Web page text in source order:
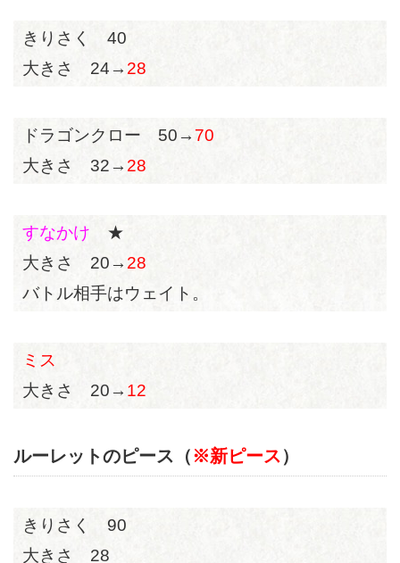
きりさく 40
大きさ 24→ 28
ドラゴンクロー 50→ 70
大きさ 32→ 28
すなかけ ★
大きさ 20→ 28
バトル相手はウェイト。
ミス
大きさ 20→ 12
ルーレットのピース（※新ピース）
きりさく 90
大きさ 28